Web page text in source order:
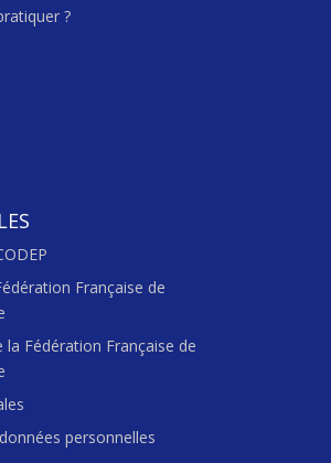
?
Française de
la Fédération Française de
personnelles